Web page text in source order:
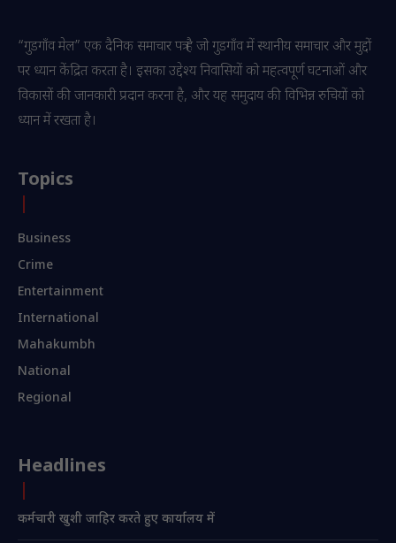
“गुडगाँव मेल” एक दैनिक समाचार पत्र है जो गुडगाँव में स्थानीय समाचार और मुद्दों
पर ध्यान केंद्रित करता है। इसका उद्देश्य निवासियों को महत्वपूर्ण घटनाओं और
विकासों की जानकारी प्रदान करना है, और यह समुदाय की विभिन्न रुचियों को
ध्यान में रखता है।
Topics
Business
Crime
Entertainment
International
Mahakumbh
National
Regional
Headlines
कर्मचारी खुशी जाहिर करते हुए कार्यालय में